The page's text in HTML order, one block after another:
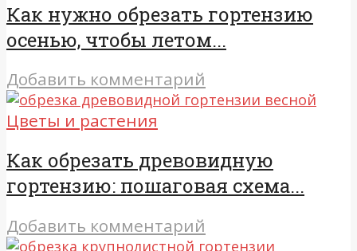
Как нужно обрезать гортензию
осенью, чтобы летом...
Добавить комментарий
Цветы и растения
Как обрезать древовидную
гортензию: пошаговая схема...
Добавить комментарий